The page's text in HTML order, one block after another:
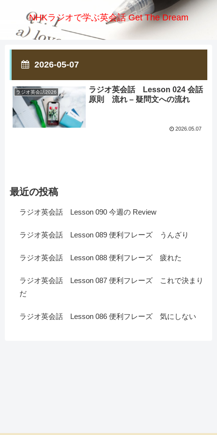
NHKラジオで学ぶ英会話 Get The Dream
2026-05-07
ラジオ英会話2026
ラジオ英会話 Lesson 024 会話
原則 流れ – 疑問文への流れ
2026.05.07
最近の投稿
ラジオ英会話 Lesson 090 今週の Review
ラジオ英会話 Lesson 089 便利フレーズ うんざり
ラジオ英会話 Lesson 088 便利フレーズ 疲れた
ラジオ英会話 Lesson 087 便利フレーズ これで決まり
だ
ラジオ英会話 Lesson 086 便利フレーズ 気にしない